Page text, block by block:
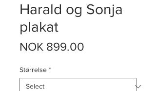
Harald og Sonja
plakat
NOK 899.00
Størrelse *